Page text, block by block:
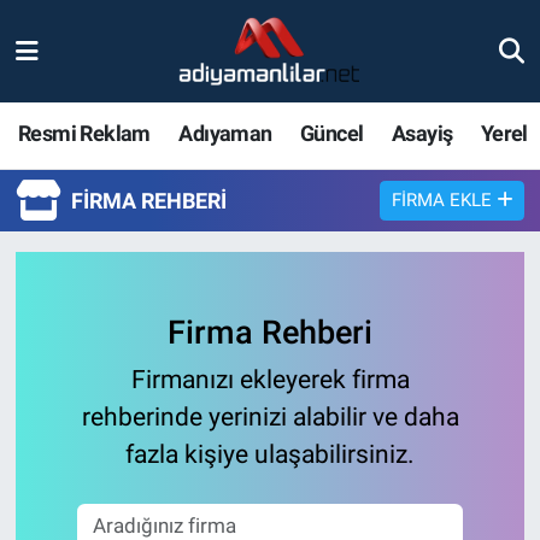
Resmi Reklam Adıyaman Güncel Asayiş Yerel
FIRMA REHBERI FIRMA EKLE
Firma Rehberi
Firmanızı ekleyerek firma
rehberinde yerinizi alabilir ve daha
fazla kişiye ulaşabilirsiniz.
Röportajlar
Bölge Haberleri
Asayiş
Sağlık
Nöbetçi Eczaneler
Adiyaman Namaz Vakitleri
Süper Lig Puan Durumu ve Fikstür
Son Dakika Haberleri
Haber Arşivi